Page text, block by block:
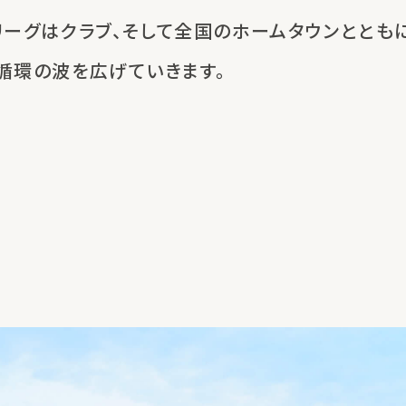
ーグはクラブ、 そして全国のホームタウンととも
環の波を広げていきます。